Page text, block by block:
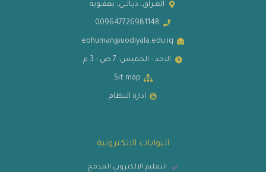
العـراق، ديـالــى، بعقــوبة
009647726981148
eohuman@uodiyala.edu.iq
الاحد - الخميس: 7 ص - 3 م
Sit map
ادارة النظام
البوابات الالكترونية
التعليم الالكتروني المدمج